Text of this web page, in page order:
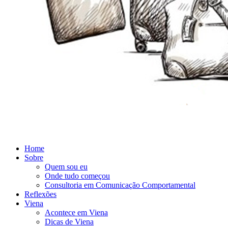
Home
Sobre
Quem sou eu
Onde tudo começou
Consultoria em Comunicação Comportamental
Reflexões
Viena
Acontece em Viena
Dicas de Viena